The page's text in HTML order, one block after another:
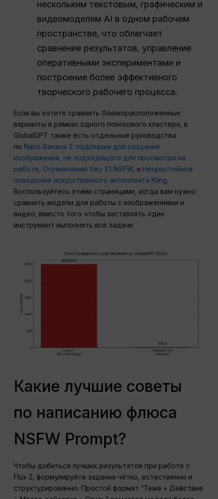
нескольким текстовым, графическим и
видеомоделям AI в одном рабочем
пространстве, что облегчает
сравнение результатов, управление
оперативными экспериментами и
построение более эффективного
творческого рабочего процесса.
Если вы хотите сравнить близкорасположенные
варианты в рамках одного поискового кластера, в
GlobalGPT также есть отдельные руководства
по Nano Banana 2: подсказка для создания
изображения, не подходящего для просмотра на
работе, Ограничения Veo 3.1 NSFW, и Непристойное
поведение искусственного интеллекта Kling.
Воспользуйтесь этими страницами, когда вам нужно
сравнить модели для работы с изображениями и
видео, вместо того чтобы заставлять один
инструмент выполнять все задачи.
Какие лучшие советы
по написанию флюса
NSFW Prompt?
Чтобы добиться лучших результатов при работе с
Flux 2, формулируйте задания чётко, естественно и
структурированно. Простой формат “Тема + Действие